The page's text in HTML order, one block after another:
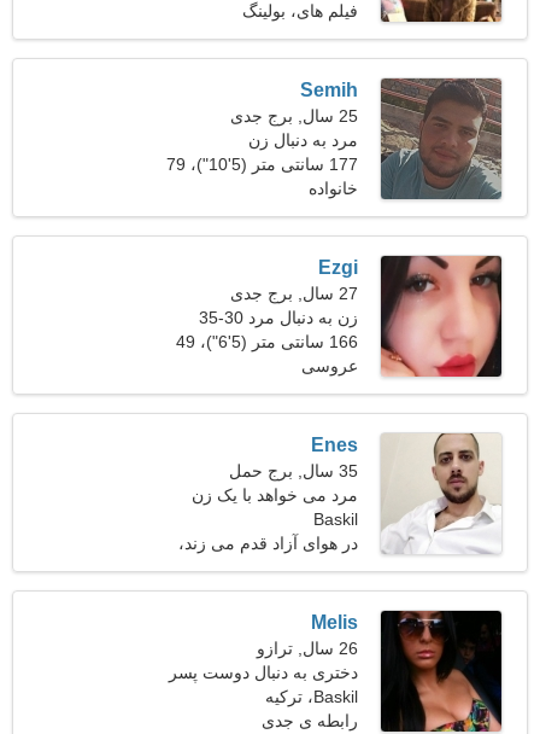
فیلم های، بولینگ
Semih
25 سال, برج جدی
مرد به دنبال زن
177 سانتی متر (5'10")، 79
کیلوگرم (174 پوند)
خانواده
Ezgi
27 سال, برج جدی
زن به دنبال مرد 30-35
166 سانتی متر (5'6")، 49
کیلوگرم (108 پوند)
عروسی
Enes
35 سال, برج حمل
مرد می خواهد با یک زن
ملاقات کند
Baskil
در هوای آزاد قدم می زند،
شنا كردن
Melis
26 سال, ترازو
دختری به دنبال دوست پسر
29-38
Baskil، ترکیه
رابطه ی جدی